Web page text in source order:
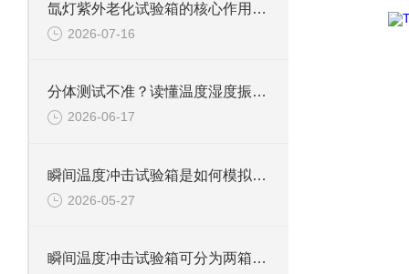
氙灯紫外老化试验箱的核心作用是加速材料老化过程
2026-07-16
分体测试不准？读懂温度湿度振动三综合试验箱核心价值
2026-06-17
瞬间温度冲击试验箱是如何模拟环境突变的?
2026-05-27
瞬间温度冲击试验箱可分为两箱式与三箱式两种